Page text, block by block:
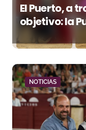
El Puerto, a
objetivo: la
Crespo y el
Morante
NOTICIAS